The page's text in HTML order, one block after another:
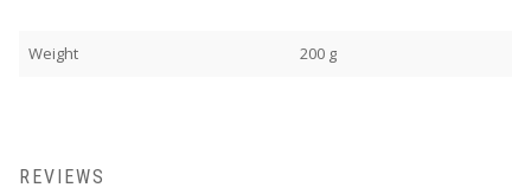
Weight 200 g
REVIEWS